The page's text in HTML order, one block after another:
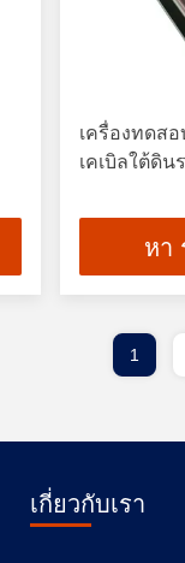
เครื่องทดส
เคเบิลใต้ดิ
หา
1
เกี่ยวกับเรา